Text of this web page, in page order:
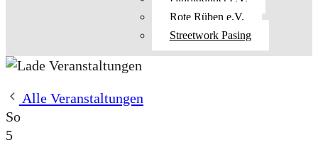
Rote Rüben e.V.
Streetwork Pasing
Alle Veranstaltungen
So
5